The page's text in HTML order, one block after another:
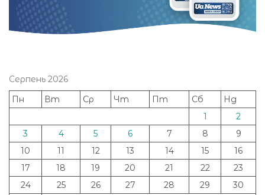
Серпень 2026
Пн
Вт Ср Чт Пт Сб
Нд
1
2
3
4 5 6 7 8
9
10
11 12 13 14 15
16
17
18 19 20 21 22
23
24
25 26 27 28 29
30